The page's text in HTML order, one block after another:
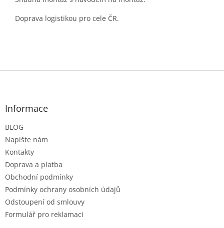
Doprava logistikou pro cele ČR.
Z
Informace
BLOG
Napište nám
Kontakty
Doprava a platba
Obchodní podmínky
Podmínky ochrany osobních údajů
Odstoupení od smlouvy
Formulář pro reklamaci